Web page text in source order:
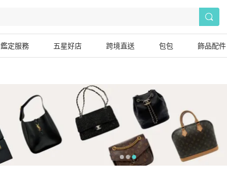
鑑定服務 五星好店 跨境直送 包包 飾品配件